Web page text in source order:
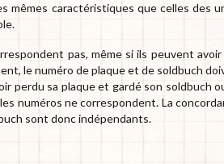
mêmes caractéristiques que celles des
pas, même si ils peuvent
le numéro de plaque et de soldbuch
perdu sa plaque et gardé son soldbuch
numéros ne correspondent. La
sont donc indépendants.